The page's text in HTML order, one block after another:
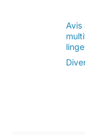
Avis
linge